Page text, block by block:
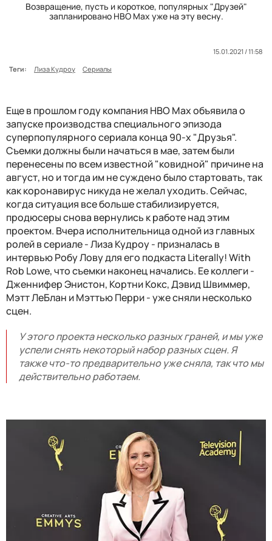
Возвращение, пусть и короткое, популярных "Друзей"
запланировано HBO Max уже на эту весну.
15.01.2021 / 11:58
Теги:
Лиза Кудроу Сериалы
Еще в прошлом году компания HBO Max объявила о
запуске производства специального эпизода
суперпопулярного сериала конца 90-х "Друзья".
Съемки должны были начаться в мае, затем были
перенесены по всем известной "ковидной" причине на
август, но и тогда им не суждено было стартовать, так
как коронавирус никуда не желал уходить. Сейчас,
когда ситуация все больше стабилизируется,
продюсеры снова вернулись к работе над этим
проектом. Вчера исполнительница одной из главных
ролей в сериале - Лиза Кудроу - призналась в
интервью Робу Лову для его подкаста Literally! With
Rob Lowe, что съемки наконец начались. Ее коллеги -
Дженнифер Энистон, Кортни Кокс, Дэвид Швиммер,
Мэтт ЛеБлан и Мэттью Перри - уже сняли несколько
сцен.
У этого проекта несколько разных граней, и мы уже
успели снять некоторый набор разных сцен. Я
также что-то предварительно уже сняла, так что мы
действительно работаем.